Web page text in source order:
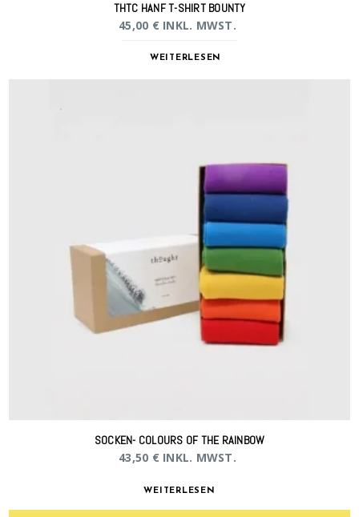
THTC HANF T-SHIRT BOUNTY
45,00 € INKL. MWST.
WEITERLESEN
SOCKEN- COLOURS OF THE RAINBOW
43,50 € INKL. MWST.
WEITERLESEN